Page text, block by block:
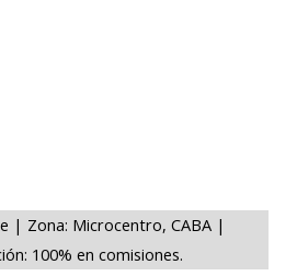
| Zona: Microcentro, CABA |
100% en comisiones.